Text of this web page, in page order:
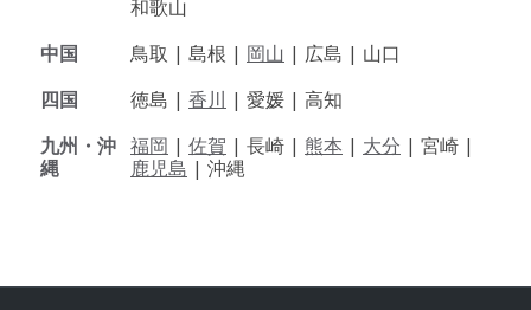
和歌山
中国
鳥取 | 島根 | 岡山 | 広島 | 山口
四国
徳島 | 香川 | 愛媛 | 高知
九州・沖
縄
福岡 | 佐賀 | 長崎 | 熊本 | 大分 | 宮崎 |
鹿児島 | 沖縄